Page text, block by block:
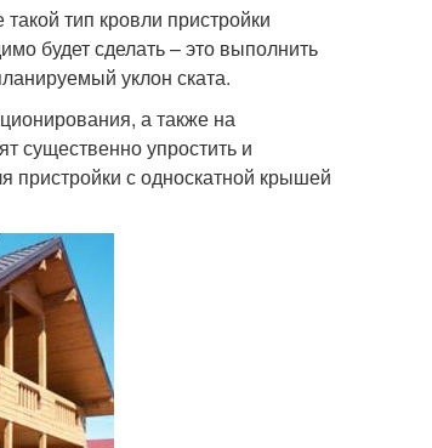
тип кровли пристройки
будет сделать – это выполнить
уклон ската.
а также на
существенно упростить и
пристройки с односкатной крышей